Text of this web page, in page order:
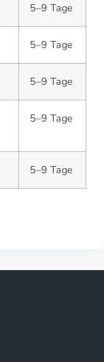
5–9 Tage
5–9 Tage
5–9 Tage
5–9 Tage
5–9 Tage